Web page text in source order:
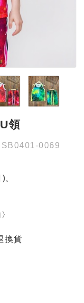
領
0069
。
換貨